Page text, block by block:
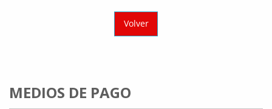
Volver
MEDIOS DE PAGO